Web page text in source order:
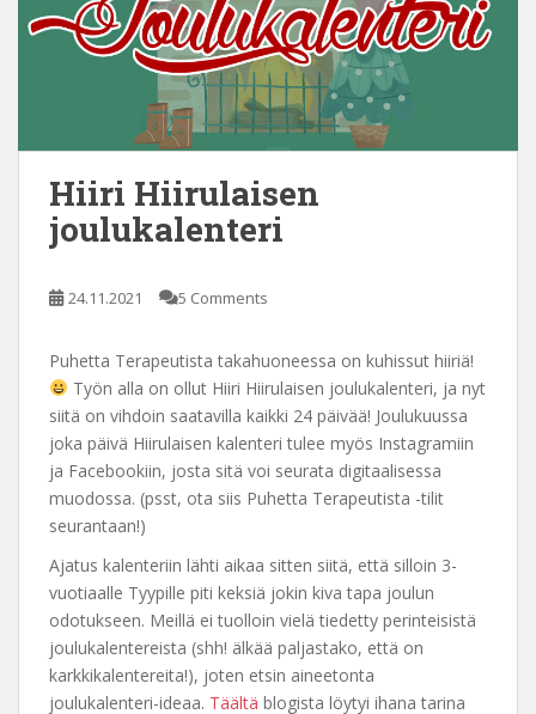
Hiiri Hiirulaisen
joulukalenteri
24.11.2021 5 Comments
Puhetta Terapeutista takahuoneessa on kuhissut hiiriä!
Työn alla on ollut Hiiri Hiirulaisen joulukalenteri, ja nyt
siitä on vihdoin saatavilla kaikki 24 päivää! Joulukuussa
joka päivä Hiirulaisen kalenteri tulee myös Instagramiin
ja Facebookiin, josta sitä voi seurata digitaalisessa
muodossa. (psst, ota siis Puhetta Terapeutista -tilit
seurantaan!)
Ajatus kalenteriin lähti aikaa sitten siitä, että silloin 3-
vuotiaalle Tyypille piti keksiä jokin kiva tapa joulun
odotukseen. Meillä ei tuolloin vielä tiedetty perinteisistä
joulukalentereista (shh! älkää paljastako, että on
karkkikalentereita!), joten etsin aineetonta
joulukalenteri-ideaa. Täältä blogista löytyi ihana tarina